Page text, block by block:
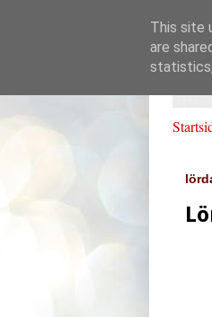
This site
are